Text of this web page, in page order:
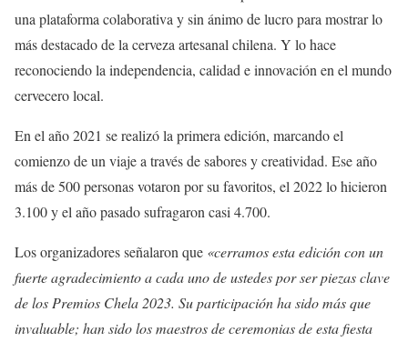
una plataforma colaborativa y sin ánimo de lucro para mostrar lo
más destacado de la cerveza artesanal chilena. Y lo hace
reconociendo la independencia, calidad e innovación en el mundo
cervecero local.
En el año 2021 se realizó la primera edición, marcando el
comienzo de un viaje a través de sabores y creatividad. Ese año
más de 500 personas votaron por su favoritos, el 2022 lo hicieron
3.100 y el año pasado sufragaron casi 4.700.
Los organizadores señalaron que «cerramos esta edición con un
fuerte agradecimiento a cada uno de ustedes por ser piezas clave
de los Premios Chela 2023. Su participación ha sido más que
invaluable; han sido los maestros de ceremonias de esta fiesta